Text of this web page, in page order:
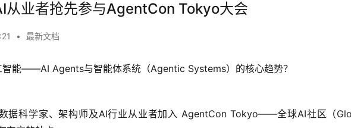
从业者抢先参与AgentCon Tokyo大会
• 最新文档
智能——AI Agents与智能体系统（Agentic Systems）的核心趋势？
据科学家、架构师及AI行业从业者加入 AgentCon Tokyo——全球AI社区（